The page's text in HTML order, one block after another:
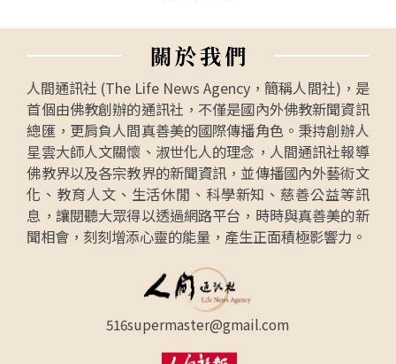
關於我們
人間通訊社 (The Life News Agency，簡稱人間社)，是
首個由佛教創辦的通訊社，不僅是國內外佛教新聞資訊
總匯，更肩負人間真善美的國際傳播角色。秉持創辦人
星雲大師人文關懷、淑世化人的理念，人間通訊社報導
佛教界以及各宗教界的新聞資訊，並傳播國內外藝術文
化、教育人文、生活休閒、科學新知、慈善公益等訊
息，讓閱聽大眾得以透過網路平台，時時與真善美的新
聞相會，刻刻增添心靈的能量，產生正面積極影響力。
516supermaster@gmail.com